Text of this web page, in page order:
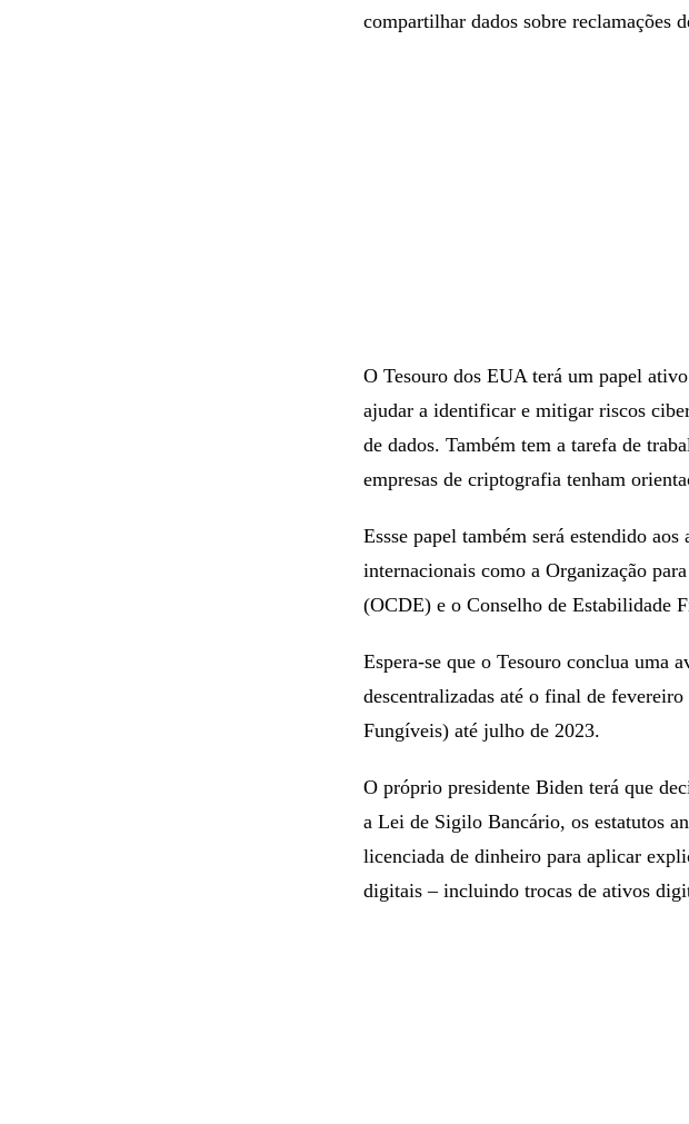
compartilhar dados sobre reclamações
O Tesouro dos EUA terá um papel
ajudar a identificar e mitigar riscos
de dados. Também tem a tarefa de
empresas de criptografia tenham
Essse papel também será estendido
internacionais como a Organização
(OCDE) e o Conselho de Estabilidade
Espera-se que o Tesouro conclua uma
descentralizadas até o final de
Fungíveis) até julho de 2023.
O próprio presidente Biden terá que
a Lei de Sigilo Bancário, os estatutos
licenciada de dinheiro para aplicar
digitais – incluindo trocas de ativos